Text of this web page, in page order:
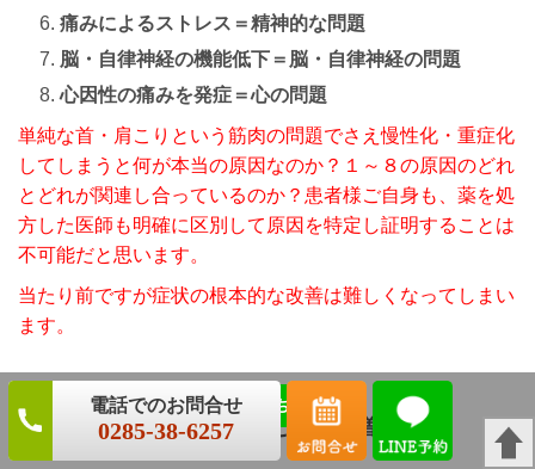
0285-38-6257
痛みによるストレス＝精神的な問題
脳・自律神経の機能低下＝脳・自律神経の問題
心因性の痛みを発症＝心の問題
単純な首・肩こりという筋肉の問題でさえ慢性化・重症化
してしまうと何が本当の原因なのか？１～８の原因のどれ
とどれが関連し合っているのか？患者様ご自身も、薬を処
方した医師も明確に区別して原因を特定し証明することは
不可能だと思います。
当たり前ですが症状の根本的な改善は難しくなってしまい
ます。
症状改善までのお金と時間が増える